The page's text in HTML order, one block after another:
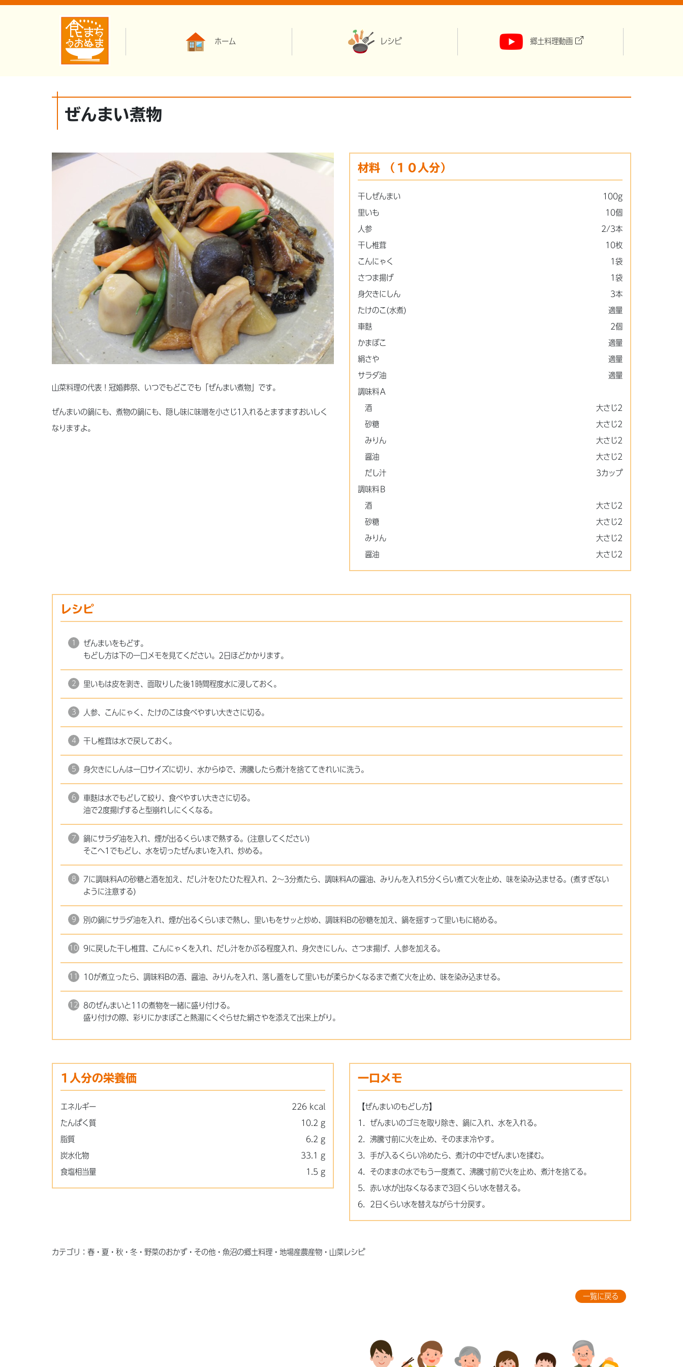
ホーム レシピ 郷土料理動画
ぜんまい煮物
山菜料理の代表！冠婚葬祭、いつでもどこでも「ぜんまい煮物」です。
ぜんまいの鍋にも、煮物の鍋にも、隠し味に味噌を小さじ1入れるとますますおいしく
なりますよ。
材料 （１０人分）
干しぜんまい
100g
里いも
10個
人参
2/3本
干し椎茸
10枚
こんにゃく
1袋
さつま揚げ
1袋
身欠きにしん
3本
たけのこ(水煮)
適量
車麩
2個
かまぼこ
適量
絹さや
適量
サラダ油
適量
調味料Ａ
酒
大さじ2
砂糖
大さじ2
みりん
大さじ2
醤油
大さじ2
だし汁
3カップ
調味料Ｂ
酒
大さじ2
砂糖
大さじ2
みりん
大さじ2
醤油
大さじ2
レシピ
ぜんまいをもどす。
もどし方は下の一口メモを見てください。2日ほどかかります。
里いもは皮を剥き、面取りした後1時間程度水に浸しておく。
人参、こんにゃく、たけのこは食べやすい大きさに切る。
干し椎茸は水で戻しておく。
身欠きにしんは一口サイズに切り、水からゆで、沸騰したら煮汁を捨ててきれいに洗う。
車麩は水でもどして絞り、食べやすい大きさに切る。
油で2度揚げすると型崩れしにくくなる。
鍋にサラダ油を入れ、煙が出るくらいまで熱する。(注意してください)
そこへ1でもどし、水を切ったぜんまいを入れ、炒める。
7に調味料Aの砂糖と酒を加え、だし汁をひたひた程入れ、2～3分煮たら、調味料Aの醤油、みりんを入れ5分くらい煮て火を止め、味を染み込ませる。(煮すぎない
ように注意する)
別の鍋にサラダ油を入れ、煙が出るくらいまで熱し、里いもをサッと炒め、調味料Bの砂糖を加え、鍋を揺すって里いもに絡める。
9に戻した干し椎茸、こんにゃくを入れ、だし汁をかぶる程度入れ、身欠きにしん、さつま揚げ、人参を加える。
10が煮立ったら、調味料Bの酒、醤油、みりんを入れ、落し蓋をして里いもが柔らかくなるまで煮て火を止め、味を染み込ませる。
8のぜんまいと11の煮物を一緒に盛り付ける。
盛り付けの際、彩りにかまぼこと熱湯にくぐらせた絹さやを添えて出来上がり。
1人分の栄養価
エネルギー
226 kcal
たんぱく質
10.2 g
脂質
6.2 g
炭水化物
33.1 g
食塩相当量
1.5 g
一口メモ
【ぜんまいのもどし方】
1．ぜんまいのゴミを取り除き、鍋に入れ、水を入れる。
2．沸騰寸前に火を止め、そのまま冷やす。
3．手が入るくらい冷めたら、煮汁の中でぜんまいを揉む。
4．そのままの水でもう一度煮て、沸騰寸前で火を止め、煮汁を捨てる。
5．赤い水が出なくなるまで3回くらい水を替える。
6．2日くらい水を替えながら十分戻す。
カテゴリ：春・夏・秋・冬・野菜のおかず・その他・魚沼の郷土料理・地場産農産物・山菜レシピ
一覧に戻る